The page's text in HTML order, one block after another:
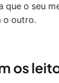
que o seu
o outro.
os